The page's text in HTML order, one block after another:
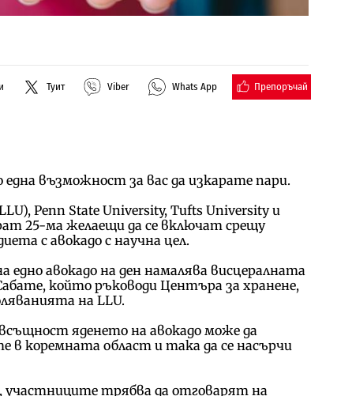
Туит Viber Whats App Препоръчай
възможност за вас да изкарате пари.
Penn State University, Tufts University и
25-ма желаещи да се включат срещу
с авокадо с научна цел.
едно авокадо на ден намалява висцералната
който ръководи Центъра за хранене,
на LLU.
яденето на авокадо може да
в коремната област и така да се насърчи
участниците трябва да отговарят на